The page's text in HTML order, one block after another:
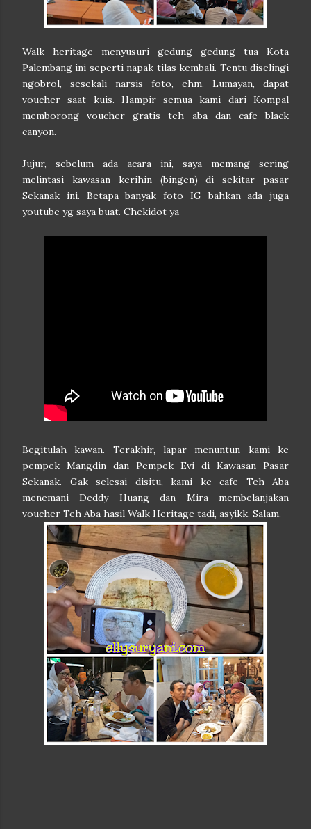
Walk heritage menyusuri gedung gedung tua Kota
Palembang ini seperti napak tilas kembali. Tentu diselingi
ngobrol, sesekali narsis foto, ehm. Lumayan, dapat
voucher saat kuis. Hampir semua kami dari Kompal
memborong voucher gratis teh aba dan cafe black
canyon.
Jujur, sebelum ada acara ini, saya memang sering
melintasi kawasan kerihin (bingen) di sekitar pasar
Sekanak ini. Betapa banyak foto IG bahkan ada juga
youtube yg saya buat. Chekidot ya
Begitulah kawan. Terakhir, lapar menuntun kami ke
pempek Mangdin dan Pempek Evi di Kawasan Pasar
Sekanak. Gak selesai disitu, kami ke cafe Teh Aba
menemani Deddy Huang dan Mira membelanjakan
voucher Teh Aba hasil Walk Heritage tadi, asyikk. Salam.